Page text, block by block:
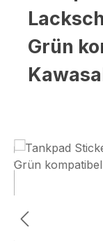
Grün
Bildergalerie